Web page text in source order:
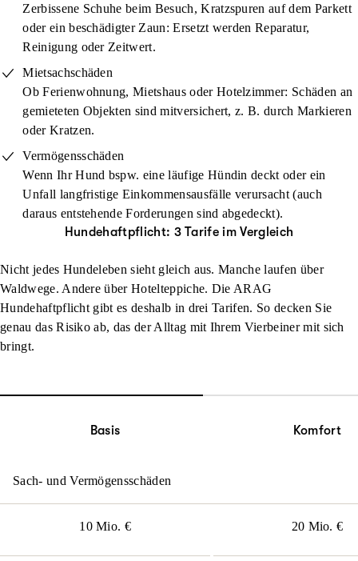
Zerbissene Schuhe beim Besuch, Kratzspuren auf dem Parkett
oder ein beschädigter Zaun: Ersetzt werden Reparatur,
Reinigung oder Zeitwert.
Mietsachschäden
Ob Ferienwohnung, Mietshaus oder Hotelzimmer: Schäden an
gemieteten Objekten sind mitversichert, z. B. durch Markieren
oder Kratzen.
Vermögensschäden
Wenn Ihr Hund bspw. eine läufige Hündin deckt oder ein
Unfall langfristige Einkommensausfälle verursacht (auch
daraus entstehende Forderungen sind abgedeckt).
Hundehaftpflicht: 3 Tarife im Vergleich
Nicht jedes Hundeleben sieht gleich aus. Manche laufen über
Waldwege. Andere über Hotelteppiche. Die ARAG
Hundehaftpflicht gibt es deshalb in drei Tarifen. So decken Sie
genau das Risiko ab, das der Alltag mit Ihrem Vierbeiner mit sich
bringt.
Basis Komfort
Sach- und Vermögensschäden
10 Mio. € 20 Mio. €